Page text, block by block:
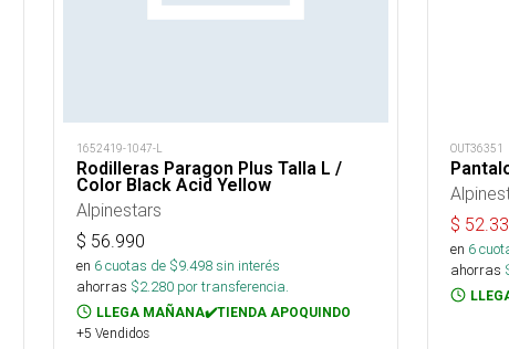
1652419-1047-L
Rodilleras Paragon Plus Talla L /
Color Black Acid Yellow
Alpinestars
$ 56.990
en 6cuotas de $9.498sin interés
ahorras $2.280 por transferencia.
LLEGA MAÑANA✔️TIENDA APOQUINDO
+5 Vendidos
OUT36351
$
en 6
ahorras